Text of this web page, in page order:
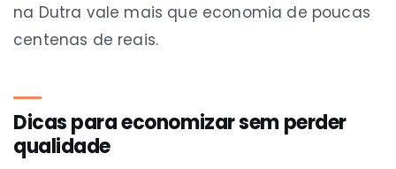
na Dutra vale mais que economia de poucas
centenas de reais.
Dicas para economizar sem perder
qualidade